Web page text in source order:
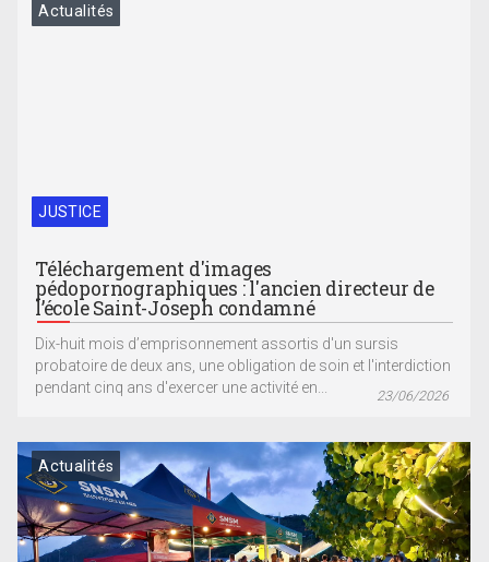
JUSTICE
Actualités
Téléchargement d'images
pédopornographiques : l'ancien directeur de
l’école Saint-Joseph condamné
Dix-huit mois d’emprisonnement assortis d'un sursis
probatoire de deux ans, une obligation de soin et l'interdiction
pendant cinq ans d'exercer une activité en...
23/06/2026
Actualités